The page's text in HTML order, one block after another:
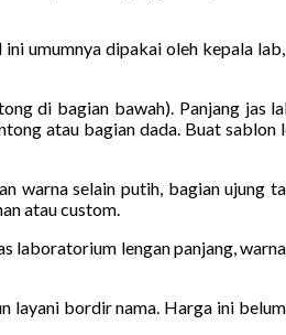
umumnya dipakai oleh kepala
di bagian bawah). Panjang
atau bagian dada. Buat
warna selain putih, bagian ujung
atau custom.
laboratorium lengan panjang,
layani bordir nama. Harga ini